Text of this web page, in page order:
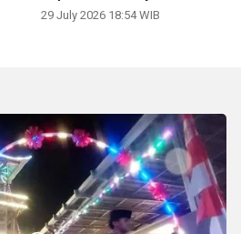
panen
29 July 2026 18:54 WIB